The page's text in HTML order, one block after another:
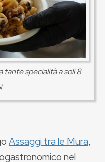
tante specialità a soli 8
Assaggi tra le Mura,
nel